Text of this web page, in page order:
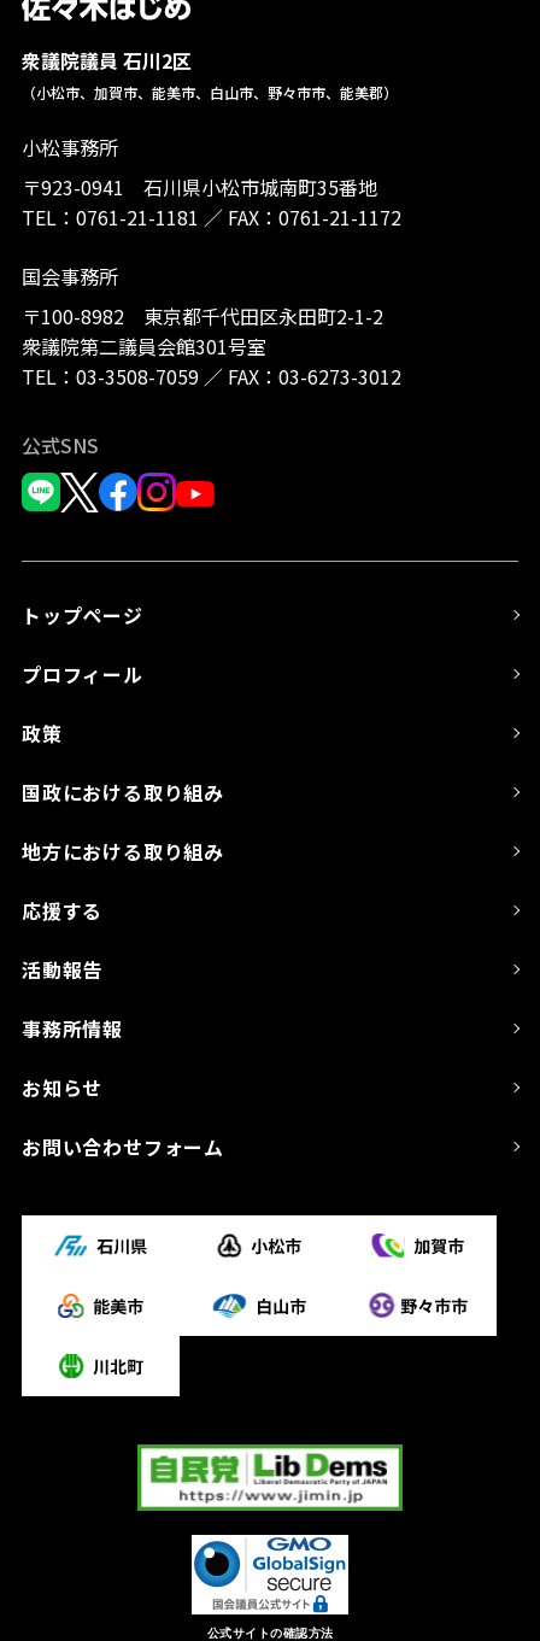
衆議院議員 石川2区
（小松市、加賀市、能美市、白山市、野々市市、能美郡）
小松事務所
〒923-0941 石川県小松市城南町35番地
TEL： 0761-21-1181 ／ FAX：0761-21-1172
国会事務所
〒100-8982 東京都千代田区永田町2-1-2
衆議院第二議員会館301号室
TEL： 03-3508-7059／ FAX：03-6273-3012
公式SNS
トップページ
プロフィール
政策
国政における取り組み
地方における取り組み
応援する
活動報告
事務所情報
お知らせ
お問い合わせフォーム
公式サイトの確認方法